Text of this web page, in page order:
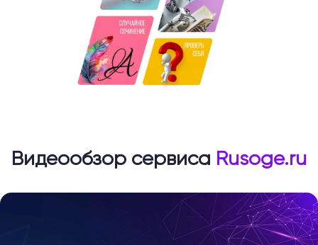
Видеообзор сервиса Rusoge.ru